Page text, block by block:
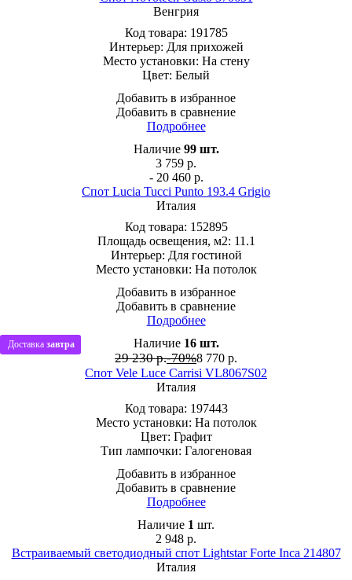
Венгрия
Код товара: 191785
Интерьер: Для прихожей
Место установки: На стену
Цвет: Белый
Добавить в избранное
Добавить в сравнение
Подробнее
Наличие 99 шт.
3 759 р.
- 20 460 р.
Спот Lucia Tucci Punto 193.4 Grigio
Италия
Код товара: 152895
Площадь освещения, м2: 11.1
Интерьер: Для гостиной
Место установки: На потолок
Добавить в избранное
Добавить в сравнение
Подробнее
Наличие 16 шт.
29 230 р.-70%8 770 р.
Доставка завтра
Спот Vele Luce Carrisi VL8067S02
Италия
Код товара: 197443
Место установки: На потолок
Цвет: Графит
Тип лампочки: Галогеновая
Добавить в избранное
Добавить в сравнение
Подробнее
Наличие 1 шт.
2 948 р.
Встраиваемый светодиодный спот Lightstar Forte Inca 214807
Италия